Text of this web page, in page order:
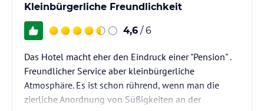
Kleinbürgerliche Freundlichkeit
4,6 / 6
Das Hotel macht eher den Eindruck einer "Pension" .
Freundlicher Service aber kleinbürgerliche
Atmosphäre. Es ist schon rührend, wenn man die
zierliche Anordnung von Süßigkeiten an der